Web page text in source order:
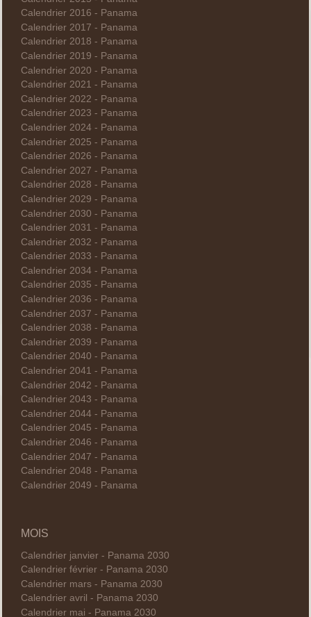
Calendrier 2016 - Panama
Calendrier 2017 - Panama
Calendrier 2018 - Panama
Calendrier 2019 - Panama
Calendrier 2020 - Panama
Calendrier 2021 - Panama
Calendrier 2022 - Panama
Calendrier 2023 - Panama
Calendrier 2024 - Panama
Calendrier 2025 - Panama
Calendrier 2026 - Panama
Calendrier 2027 - Panama
Calendrier 2028 - Panama
Calendrier 2029 - Panama
Calendrier 2030 - Panama
Calendrier 2031 - Panama
Calendrier 2032 - Panama
Calendrier 2033 - Panama
Calendrier 2034 - Panama
Calendrier 2035 - Panama
Calendrier 2036 - Panama
Calendrier 2037 - Panama
Calendrier 2038 - Panama
Calendrier 2039 - Panama
Calendrier 2040 - Panama
Calendrier 2041 - Panama
Calendrier 2042 - Panama
Calendrier 2043 - Panama
Calendrier 2044 - Panama
Calendrier 2045 - Panama
Calendrier 2046 - Panama
Calendrier 2047 - Panama
Calendrier 2048 - Panama
Calendrier 2049 - Panama
MOIS
Calendrier janvier - Panama 2030
Calendrier février - Panama 2030
Calendrier mars - Panama 2030
Calendrier avril - Panama 2030
Calendrier mai - Panama 2030